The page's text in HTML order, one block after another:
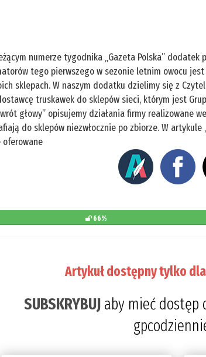
numerze tygodnika „Gazeta Polska”
tego pierwszego w sezonie letnim owocu
sklepach. W naszym dodatku dzielimy się z
truskawek do sklepów sieci, którym jest
głowy” opisujemy działania firmy realizowane
do sklepów niezwłocznie po zbiorze. W
oferowane
66%
Artykuł dostępny tylko
SUBSKRYBUJaby mieć dostęp